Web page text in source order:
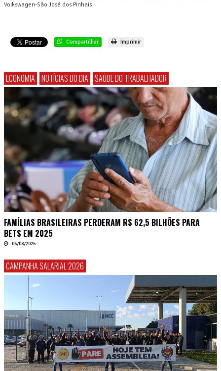
Volkswagen-São José dos Pinhais
Compartilhar Imprimir
ECONOMIA NOTÍCIAS DO DIA SAÚDE DO TRABALHADOR
FAMÍLIAS BRASILEIRAS PERDERAM R$ 62,5 BILHÕES PARA
BETS EM 2025
06/08/2026
CAMPANHA SALARIAL 2026